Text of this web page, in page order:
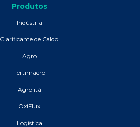
Produtos
Indústria
Clarificante de Caldo
Agro
Fertimacro
Agrolitá
OxiFlux
Logística